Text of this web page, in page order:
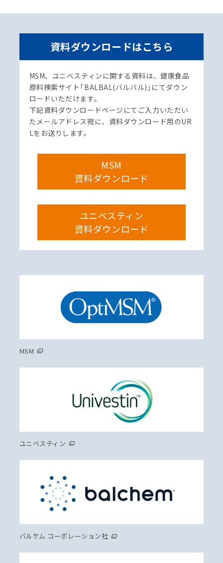
資料ダウンロードはこちら
MSM、ユニべスティンに関する資料は、健康食品
原料検索サイト「BALBAL(バルバル)」にてダウン
ロードいただけます。
下記資料ダウンロードページにてご入力いただい
たメールアドレス宛に、資料ダウンロード用のUR
Lをお送りします。
MSM
資料ダウンロード
ユニべスティン
資料ダウンロード
MSM
ユニベスティン
バルケム コーポレーション社